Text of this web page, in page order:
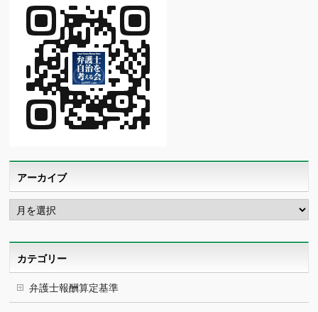
アーカイブ
ア
ー
カ
カテゴリー
弁護士報酬算定基準